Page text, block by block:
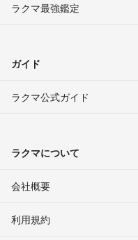
ラクマ最強鑑定
ガイド
ラクマ公式ガイド
ラクマについて
会社概要
利用規約